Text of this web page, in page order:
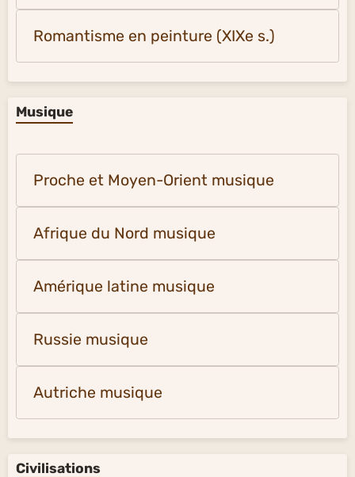
Romantisme en peinture (XIXe s.)
Musique
Proche et Moyen-Orient musique
Afrique du Nord musique
Amérique latine musique
Russie musique
Autriche musique
Civilisations